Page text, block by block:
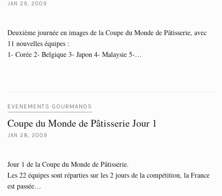
JAN 29, 2009
Deuxième journée en images de la Coupe du Monde de Pâtisserie, avec
11 nouvelles équipes :
1- Corée 2- Belgique 3- Japon 4- Malaysie 5-…
EVENEMENTS GOURMANDS
Coupe du Monde de Pâtisserie Jour 1
JAN 28, 2009
Jour 1 de la Coupe du Monde de Pâtisserie.
Les 22 équipes sont réparties sur les 2 jours de la compétition, la France
est passée…